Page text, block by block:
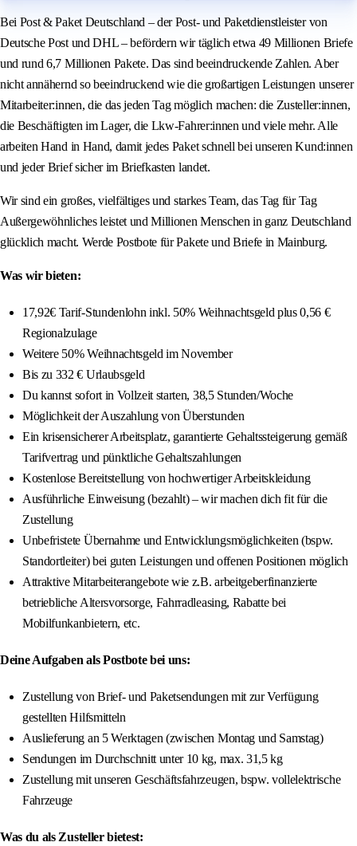
Bei Post & Paket Deutschland – der Post- und Paketdienstleister von
Deutsche Post und DHL – befördern wir täglich etwa 49 Millionen Briefe
und rund 6,7 Millionen Pakete. Das sind beeindruckende Zahlen. Aber
nicht annähernd so beeindruckend wie die großartigen Leistungen unserer
Mitarbeiter:innen, die das jeden Tag möglich machen: die Zusteller:innen,
die Beschäftigten im Lager, die Lkw-Fahrer:innen und viele mehr. Alle
arbeiten Hand in Hand, damit jedes Paket schnell bei unseren Kund:innen
und jeder Brief sicher im Briefkasten landet.
Wir sind ein großes, vielfältiges und starkes Team, das Tag für Tag
Außergewöhnliches leistet und Millionen Menschen in ganz Deutschland
glücklich macht. Werde Postbote für Pakete und Briefe in Mainburg.
Was wir bieten:
17,92€ Tarif-Stundenlohn inkl. 50% Weihnachtsgeld plus 0,56 €
Regionalzulage
Weitere 50% Weihnachtsgeld im November
Bis zu 332 € Urlaubsgeld
Du kannst sofort in Vollzeit starten, 38,5 Stunden/Woche
Möglichkeit der Auszahlung von Überstunden
Ein krisensicherer Arbeitsplatz, garantierte Gehaltssteigerung gemäß
Tarifvertrag und pünktliche Gehaltszahlungen
Kostenlose Bereitstellung von hochwertiger Arbeitskleidung
Ausführliche Einweisung (bezahlt) – wir machen dich fit für die
Zustellung
Unbefristete Übernahme und Entwicklungsmöglichkeiten (bspw.
Standortleiter) bei guten Leistungen und offenen Positionen möglich
Attraktive Mitarbeiterangebote wie z.B. arbeitgeberfinanzierte
betriebliche Altersvorsorge, Fahrradleasing, Rabatte bei
Mobilfunkanbietern, etc.
Deine Aufgaben als Postbote bei uns:
Zustellung von Brief- und Paketsendungen mit zur Verfügung
gestellten Hilfsmitteln
Auslieferung an 5 Werktagen (zwischen Montag und Samstag)
Sendungen im Durchschnitt unter 10 kg, max. 31,5 kg
Zustellung mit unseren Geschäftsfahrzeugen, bspw. vollelektrische
Fahrzeuge
Was du als Zusteller bietest: